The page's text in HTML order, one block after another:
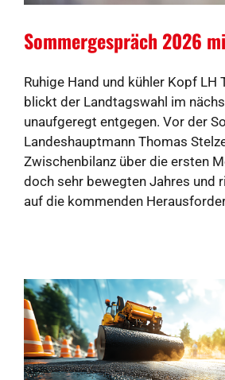
Sommergespräch 2026
Ruhige Hand und kühler Kopf LH
blickt der Landtagswahl im
unaufgeregt entgegen. Vor der
Landeshauptmann Thomas
Zwischenbilanz über die ersten
doch sehr bewegten Jahres und
auf die kommenden